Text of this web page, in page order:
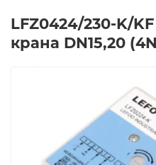
LFZ0424/230-K/
крана DN15,20